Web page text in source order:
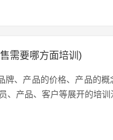
需要哪方面培训)
、产品的价格、产品的概
、产品、客户等展开的培训